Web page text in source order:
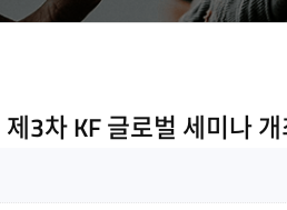
제3차 KF 글로벌 세미나